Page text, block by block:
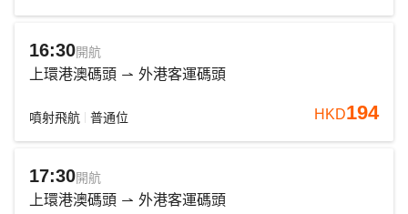
16:30開航
上環港澳碼頭 外港客運碼頭
噴射飛航 普通位 HKD194
17:30開航
上環港澳碼頭 外港客運碼頭